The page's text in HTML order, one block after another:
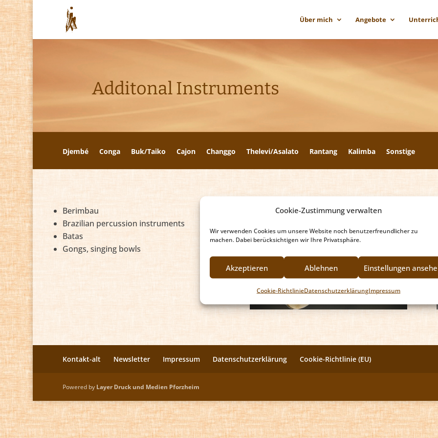
Cookie-Zustimmung verwalten
Wir verwenden Cookies um unsere Website noch benutzerfreundlicher zu
machen. Dabei berücksichtigen wir Ihre Privatsphäre.
Akzeptieren Ablehnen Einstellungen
Cookie-RichtlinieDatenschutzerklärungImpressum
Über mich Angebote
Additonal Instruments
Djembé Conga Buk/Taiko Cajon Changgo Thelevi/Asalato Rantang Kalimba Sonstige
Berimbau
Brazilian percussion instruments
Batas
Gongs, singing bowls
Kontakt-alt Newsletter Impressum Datenschutzerklärung Cookie-Richtlinie (EU)
Powered by Layer Druck und Medien Pforzheim